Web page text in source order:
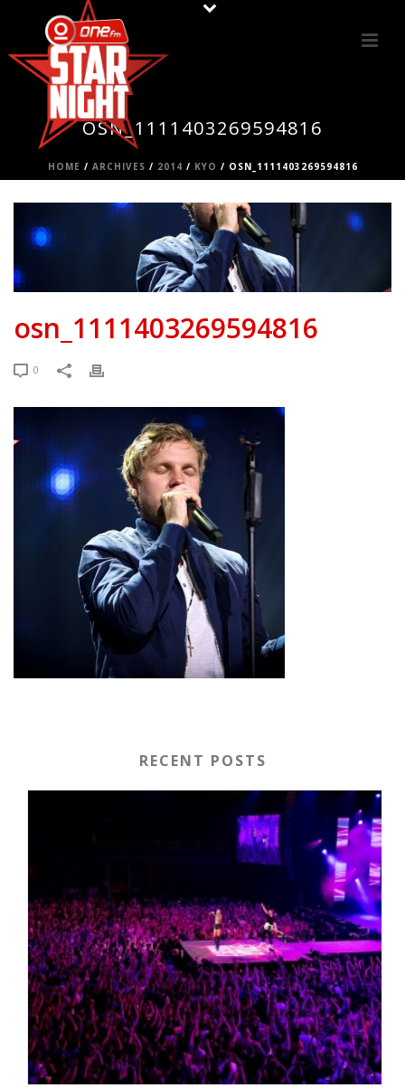
OSN_1111403269594816
HOME / ARCHIVES / 2014 / KYO / OSN_1111403269594816
osn_1111403269594816
0
RECENT POSTS